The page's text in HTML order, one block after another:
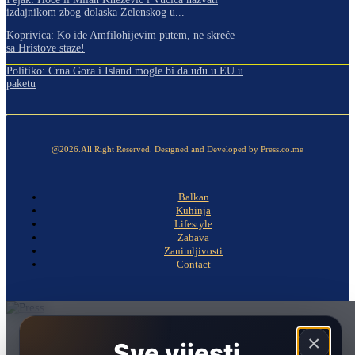
izdajnikom zbog dolaska Zelenskog u...
Koprivica: Ko ide Amfilohijevim putem, ne skreće
sa Hristove staze!
Politiko: Crna Gora i Island mogle bi da uđu u EU u
paketu
@2026.All Right Reserved. Designed and Developed by Press.co.me
Balkan
Kuhinja
Lifestyle
Zabava
Zanimljivosti
Contact
×